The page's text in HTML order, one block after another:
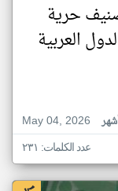
حرية
العربية
May 04, 2026
عدد الكلمات: ٢٣١